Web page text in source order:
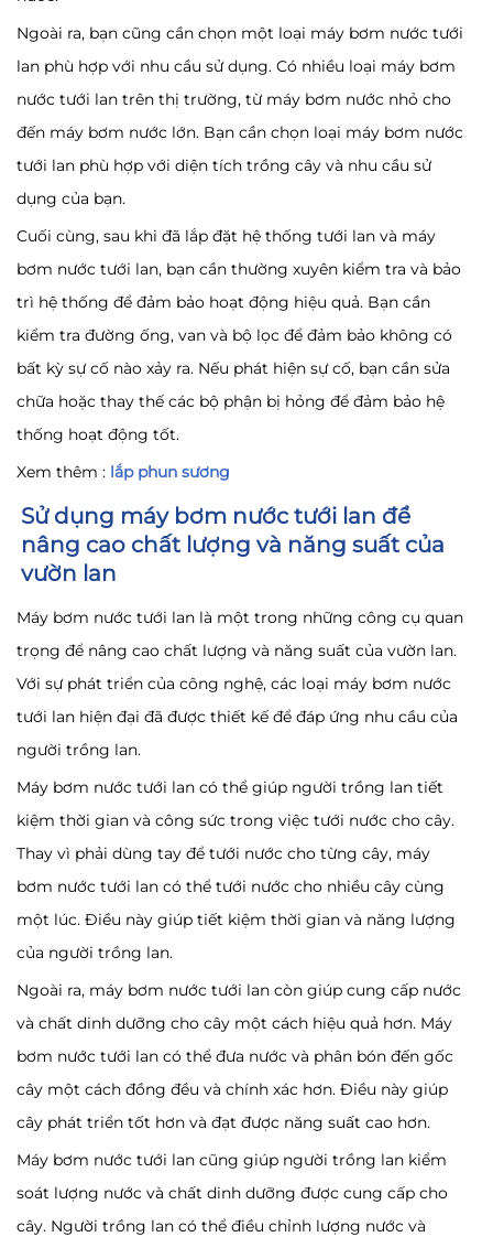
Ngoài ra, bạn cũng cần chọn một loại máy bơm nước tưới
lan phù hợp với nhu cầu sử dụng. Có nhiều loại máy bơm
nước tưới lan trên thị trường, từ máy bơm nước nhỏ cho
đến máy bơm nước lớn. Bạn cần chọn loại máy bơm nước
tưới lan phù hợp với diện tích trồng cây và nhu cầu sử
dụng của bạn.
Cuối cùng, sau khi đã lắp đặt hệ thống tưới lan và máy
bơm nước tưới lan, bạn cần thường xuyên kiểm tra và bảo
trì hệ thống để đảm bảo hoạt động hiệu quả. Bạn cần
kiểm tra đường ống, van và bộ lọc để đảm bảo không có
bất kỳ sự cố nào xảy ra. Nếu phát hiện sự cố, bạn cần sửa
chữa hoặc thay thế các bộ phận bị hỏng để đảm bảo hệ
thống hoạt động tốt.
Xem thêm : lắp phun sương
Sử dụng máy bơm nước tưới lan để
nâng cao chất lượng và năng suất của
vườn lan
Máy bơm nước tưới lan là một trong những công cụ quan
trọng để nâng cao chất lượng và năng suất của vườn lan.
Với sự phát triển của công nghệ, các loại máy bơm nước
tưới lan hiện đại đã được thiết kế để đáp ứng nhu cầu của
người trồng lan.
Máy bơm nước tưới lan có thể giúp người trồng lan tiết
kiệm thời gian và công sức trong việc tưới nước cho cây.
Thay vì phải dùng tay để tưới nước cho từng cây, máy
bơm nước tưới lan có thể tưới nước cho nhiều cây cùng
một lúc. Điều này giúp tiết kiệm thời gian và năng lượng
của người trồng lan.
Ngoài ra, máy bơm nước tưới lan còn giúp cung cấp nước
và chất dinh dưỡng cho cây một cách hiệu quả hơn. Máy
bơm nước tưới lan có thể đưa nước và phân bón đến gốc
cây một cách đồng đều và chính xác hơn. Điều này giúp
cây phát triển tốt hơn và đạt được năng suất cao hơn.
Máy bơm nước tưới lan cũng giúp người trồng lan kiểm
soát lượng nước và chất dinh dưỡng được cung cấp cho
cây. Người trồng lan có thể điều chỉnh lượng nước và